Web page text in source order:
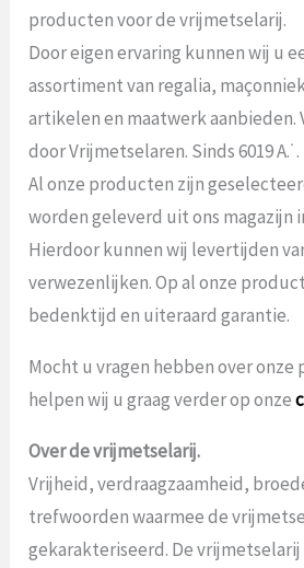
producten voor de vrijmetselarij.
Door eigen ervaring kunnen wij u
assortiment van regalia,
artikelen en maatwerk aanbieden.
door Vrijmetselaren. Sinds 6019 A.˙.
Al onze producten zijn
worden geleverd uit ons magazijn
Hierdoor kunnen wij levertijden
verwezenlijken. Op al onze
bedenktijd en uiteraard garantie.
Mocht u vragen hebben over
helpen wij u graag verder op onze
Over de vrijmetselarij.
Vrijheid, verdraagzaamheid,
trefwoorden waarmee de
gekarakteriseerd. De